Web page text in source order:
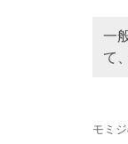
一
て
モミ